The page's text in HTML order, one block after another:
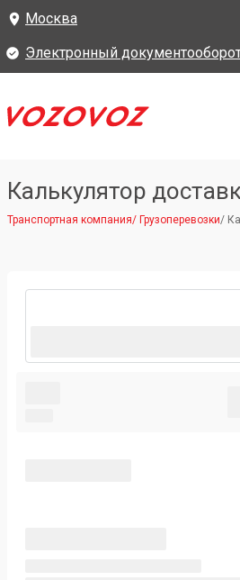
Москва
Электронный
Калькулятор
Транспортная компания/ Грузоперевозки/